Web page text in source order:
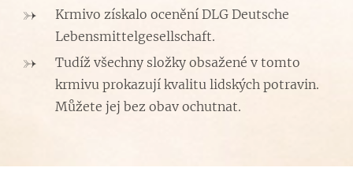
Krmivo získalo ocenění DLG Deutsche
Lebensmittelgesellschaft.
Tudíž všechny složky obsažené v tomto
krmivu prokazují kvalitu lidských potravin.
Můžete jej bez obav ochutnat.